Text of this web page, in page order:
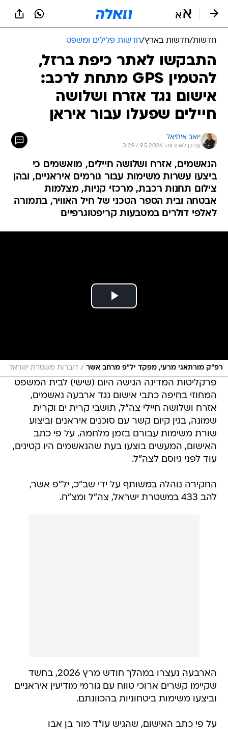
חדשות/חדשות בארץ/חדשות פלילים ומשפט
התבקשו לאתר כיפת ברזל,
להטמין GPS מתחת לרכב:
אישום נגד אזרח ושלושה
חיילים שפעלו עבור איראן
יואב איתיאל
עודכן לאחרונה: 9.5.2026 / 3:29
הנאשמים, אזרח ושלושה חיילים, מואשמים כי
ביצעו עשרות משימות עבור גורמים איראניים, ובהן
צילום תחנות רכבת, מרכזי קניות, מצלמות
אבטחה ובית הספר הטכני של חיל האוויר, בתמורה
לאלפי דולרים במטבעות קריפטוגרפיים
רפ"ק מורתאגי מרעי, מפקד יל"פ מרחב אשר / דוברות משטרת ישראל
פרקליטות המדינה הגישה היום (שישי) לבית המשפט
המחוזי בחיפה כתבי אישום נגד ארבעה נאשמים,
אזרח ושלושה חיילי צה"ל, תושבי קרית ים וקרית
שמונה, בגין קיום קשר עם סוכנים איראנים וביצוע
שורת משימות עבורם בזמן מלחמה. על פי כתב
האישום, המעשים בוצעו בעת שהנאשמים היו קטינים,
עוד לפני גיוסם לצה"ל.
החקירה נוהלה במשותף על ידי שב"כ, יל"פ אשר,
להב 433 במשטרת ישראל, צה"ל ומצ"ח.
הארבעה נעצרו במהלך חודש מרץ 2026, בחשד
שקיימו קשרים ארוכי טווח עם גורמי מודיעין איראניים
וביצעו משימות ביטחוניות בהכוונתם.
על פי כתב האישום, שהגיש עו"ד מור בן אבו